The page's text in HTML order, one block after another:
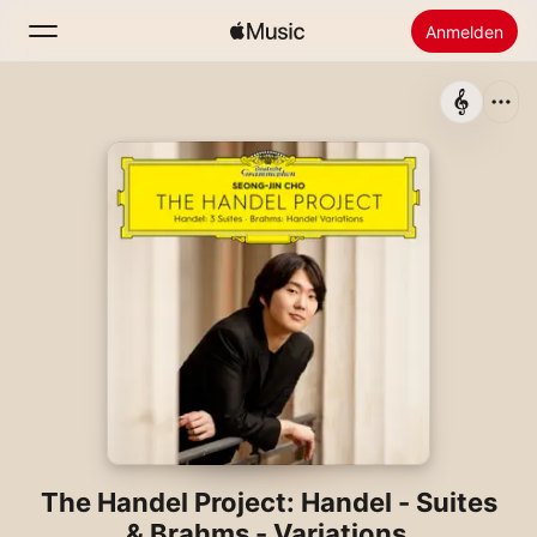
Anmelden
Startseite
Apple Music installieren
The Handel Project: Handel - Suites